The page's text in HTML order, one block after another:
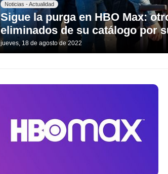
Noticias - Actualidad
Sigue la purga en HBO Max:
eliminados de su catálogo por
jueves, 18 de agosto de 2022